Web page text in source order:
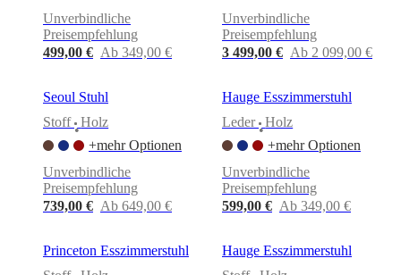
Unverbindliche
Preisempfehlung
499,00 € Ab 349,00 €
Unverbindliche
Preisempfehlung
3 499,00 € Ab 2 099,00 €
Seoul Stuhl
Stoff
•
Holz
+mehr Optionen
Unverbindliche
Preisempfehlung
739,00 € Ab 649,00 €
Hauge Esszimmerstuhl
Leder
•
Holz
+mehr Optionen
Unverbindliche
Preisempfehlung
599,00 € Ab 349,00 €
Princeton Esszimmerstuhl
Hauge Esszimmerstuhl